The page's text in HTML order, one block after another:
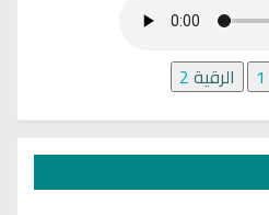
1 الرقية2